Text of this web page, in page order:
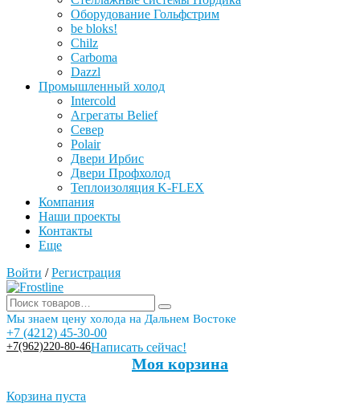
Оборудование Гольфстрим
be bloks!
Chilz
Carboma
Dazzl
Промышленный холод
Intercold
Агрегаты Belief
Север
Polair
Двери Ирбис
Двери Профхолод
Теплоизоляция K-FLEX
Компания
Наши проекты
Контакты
Еще
Войти / Регистрация
Мы знаем цену холода на Дальнем Востоке
+7 (4212) 45-30-00
+7(962)220-80-46Написать сейчас!
Моя корзина
Корзина пуста